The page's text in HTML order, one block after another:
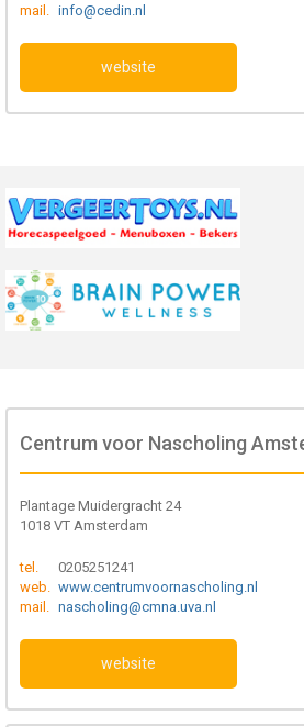
mail. info@cedin.nl
website
Centrum voor Nascholing
Plantage Muidergracht 24
1018 VT Amsterdam
tel.
0205251241
web. www.centrumvoornascholing.nl
mail. nascholing@cmna.uva.nl
website